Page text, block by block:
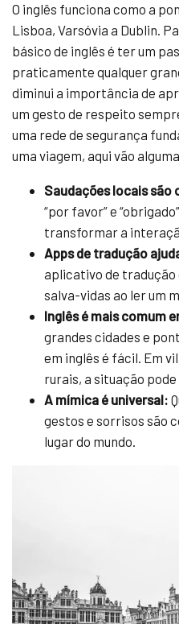
O inglês funciona como a
Lisboa, Varsóvia a Dublin.
básico de inglês é ter um
praticamente qualquer
diminui a importância de
um gesto de respeito
uma rede de segurança
uma viagem, aqui vão
Saudações locais são
“por favor” e
transformar a
Apps de tradução
aplicativo de tradução
salva-vidas ao ler um
Inglês é mais comum
grandes cidades e
em inglês é fácil. Em
rurais, a situação pode
A mímica é universal:
gestos e sorrisos são
lugar do mundo.